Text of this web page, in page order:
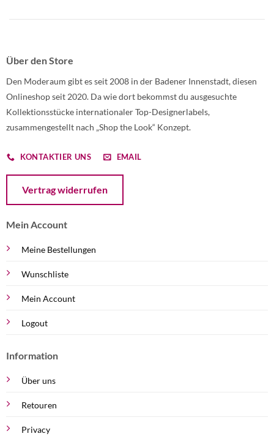
Über den Store
Den Moderaum gibt es seit 2008 in der Badener Innenstadt, diesen
Onlineshop seit 2020. Da wie dort bekommst du ausgesuchte
Kollektionsstücke internationaler Top-Designerlabels,
zusammengestellt nach „Shop the Look“ Konzept.
KONTAKTIER UNS EMAIL
Vertrag widerrufen
Mein Account
Meine Bestellungen
Wunschliste
Mein Account
Logout
Information
Über uns
Retouren
Privacy